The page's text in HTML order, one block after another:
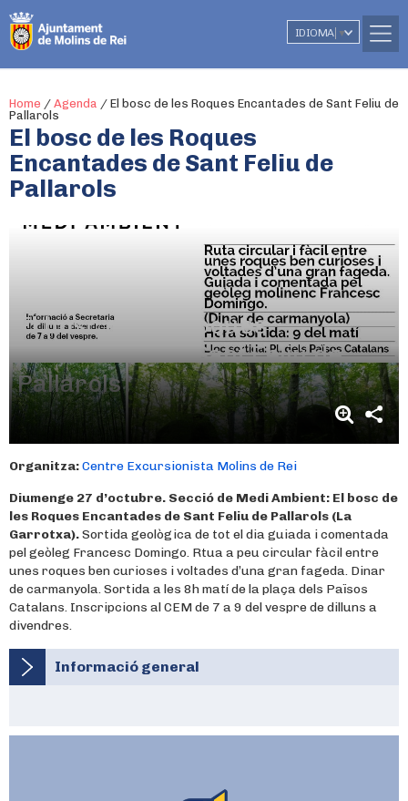
IDIOMA ▼
Home / Agenda / El bosc de les Roques Encantades de Sant Feliu de
Pallarols
El bosc de les Roques
Encantades de Sant Feliu de
Pallarols
El bosc de les Roques
Encantades de Sant Feliu de
Pallarols
Organitza:Centre Excursionista Molins de Rei
Diumenge 27 d’octubre. Secció de Medi Ambient: El bosc de
les Roques Encantades de Sant Feliu de Pallarols (La
Garrotxa).Sortida geològica de tot el dia guiada i comentada
pel geòleg Francesc Domingo. Rtua a peu circular fàcil entre
unes roques ben curioses i voltades d’una gran fageda. Dinar
de carmanyola. Sortida a les 8h matí de la plaça dels Països
Catalans. Inscripcions al CEM de 7 a 9 del vespre de dilluns a
divendres.
Informació general